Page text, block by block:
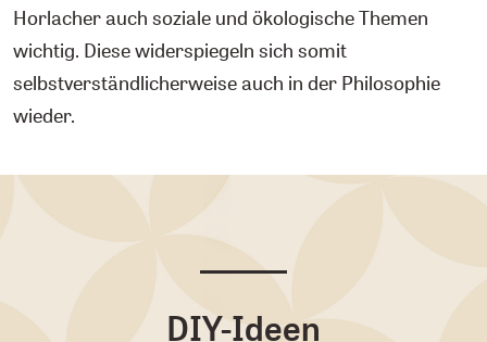
Horlacher auch soziale und ökologische Themen
wichtig. Diese widerspiegeln sich somit
selbstverständlicherweise auch in der Philosophie
wieder.
DIY-Ideen